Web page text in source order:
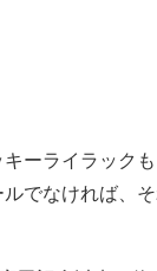
ーライラック
でなければ、